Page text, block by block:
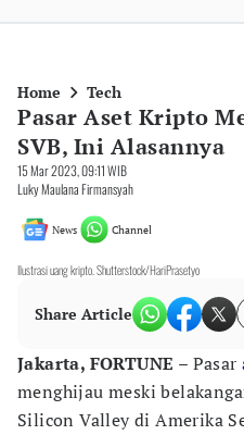
Home Tech
Pasar Aset Kripto
SVB, Ini Alasannya
15 Mar 2023, 09:11 WIB
Luky Maulana Firmansyah
News Channel
Ilustrasi uang kripto. Shutterstock/HariPrasetyo
Share Article
Jakarta, FORTUNE – Pasar
menghijau meski
Silicon Valley di Amerika